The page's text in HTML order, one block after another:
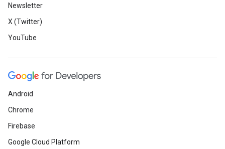
Newsletter
X (Twitter)
YouTube
Android
Chrome
Firebase
Google Cloud Platform